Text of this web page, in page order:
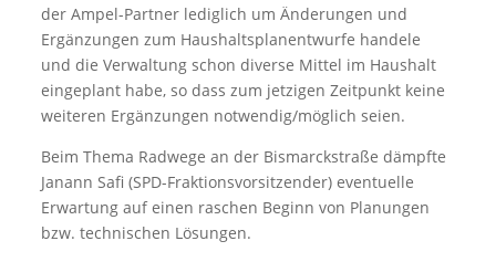
der Ampel-Partner lediglich um Änderungen und
Ergänzungen zum Haushaltsplanentwurfe handele
und die Verwaltung schon diverse Mittel im Haushalt
eingeplant habe, so dass zum jetzigen Zeitpunkt keine
weiteren Ergänzungen notwendig/möglich seien.
Beim Thema Radwege an der Bismarckstraße dämpfte
Janann Safi (SPD-Fraktionsvorsitzender) eventuelle
Erwartung auf einen raschen Beginn von Planungen
bzw. technischen Lösungen.